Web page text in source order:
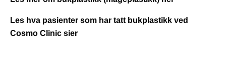
Les hva pasienter som har tatt bukplastikk ved
Cosmo Clinic sier